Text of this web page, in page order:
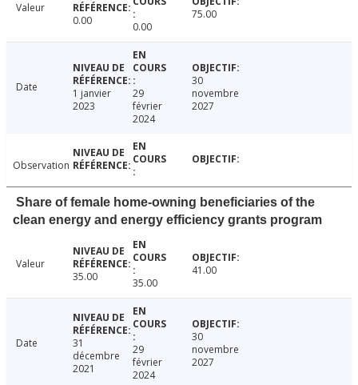
Valeur
0.00
0.00
75.00
Date
1 janvier
2023
29
février
2024
30
novembre
2027
Observation
Share of female home-owning beneficiaries of the
clean energy and energy efficiency grants program
Valeur
35.00
35.00
41.00
Date
31
décembre
2021
29
février
2024
30
novembre
2027